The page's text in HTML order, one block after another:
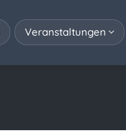
Veranstaltungen